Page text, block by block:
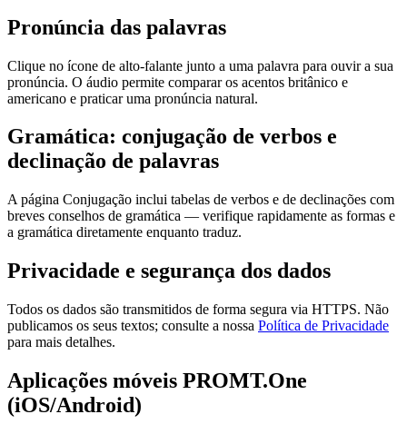
Pronúncia das palavras
Clique no ícone de alto-falante junto a uma palavra para ouvir a sua
pronúncia. O áudio permite comparar os acentos britânico e
americano e praticar uma pronúncia natural.
Gramática: conjugação de verbos e
declinação de palavras
A página Conjugação inclui tabelas de verbos e de declinações com
breves conselhos de gramática — verifique rapidamente as formas e
a gramática diretamente enquanto traduz.
Privacidade e segurança dos dados
Todos os dados são transmitidos de forma segura via HTTPS. Não
publicamos os seus textos; consulte a nossa Política de Privacidade
para mais detalhes.
Aplicações móveis PROMT.One
(iOS/Android)